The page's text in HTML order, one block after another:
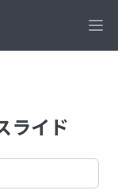
ライド